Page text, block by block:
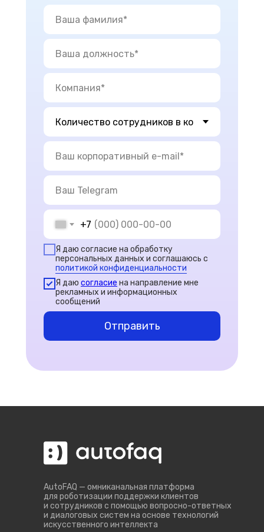
+7
Я даю согласие на обработку
персональных данных и соглашаюсь с
политикой конфиденциальности
Я даю согласие на направление мне
рекламных и информационных
сообщений
Отправить
AutoFAQ — омниканальная платформа
для роботизации поддержки клиентов
и сотрудников с помощью вопросно-ответных
и диалоговых систем на основе технологий
искусственного интеллекта